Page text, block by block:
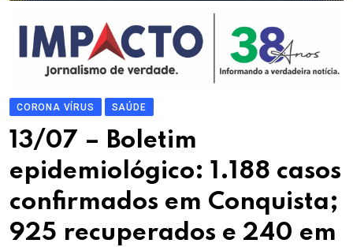
CORONA VÍRUS SAÚDE
13/07 – Boletim
epidemiológico: 1.188 casos
confirmados em Conquista;
925 recuperados e 240 em